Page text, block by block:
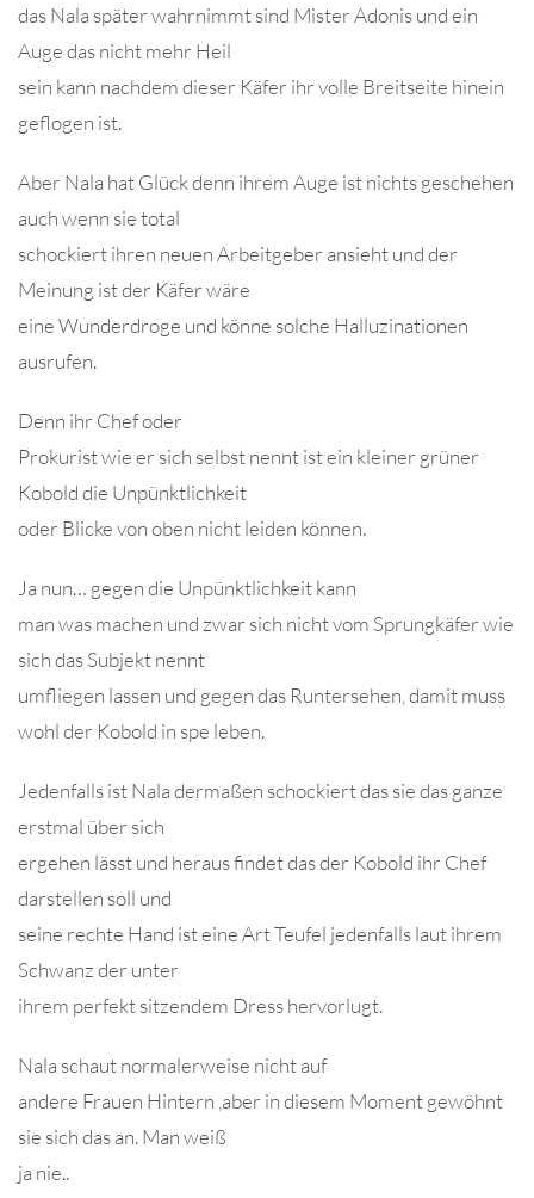
das Nala später wahrnimmt sind Mister Adonis und ein
Auge das nicht mehr Heil
sein kann nachdem dieser Käfer ihr volle Breitseite hinein
geflogen ist.
Aber Nala hat Glück denn ihrem Auge ist nichts geschehen
auch wenn sie total
schockiert ihren neuen Arbeitgeber ansieht und der
Meinung ist der Käfer wäre
eine Wunderdroge und könne solche Halluzinationen
ausrufen.
Denn ihr Chef oder
Prokurist wie er sich selbst nennt ist ein kleiner grüner
Kobold die Unpünktlichkeit
oder Blicke von oben nicht leiden können.
Ja nun… gegen die Unpünktlichkeit kann
man was machen und zwar sich nicht vom Sprungkäfer wie
sich das Subjekt nennt
umfliegen lassen und gegen das Runtersehen, damit muss
wohl der Kobold in spe leben.
Jedenfalls ist Nala dermaßen schockiert das sie das ganze
erstmal über sich
ergehen lässt und heraus findet das der Kobold ihr Chef
darstellen soll und
seine rechte Hand ist eine Art Teufel jedenfalls laut ihrem
Schwanz der unter
ihrem perfekt sitzendem Dress hervorlugt.
Nala schaut normalerweise nicht auf
andere Frauen Hintern ,aber in diesem Moment gewöhnt
sie sich das an. Man weiß
ja nie..